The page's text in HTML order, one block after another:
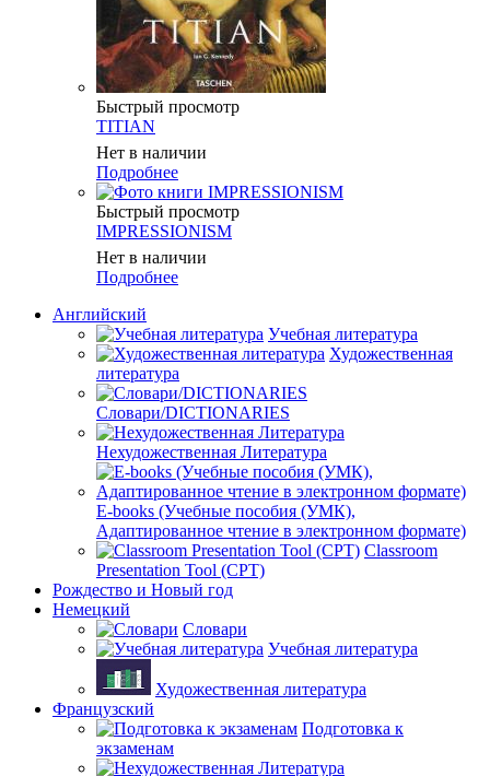
Быстрый просмотр
TITIAN
Нет в наличии
Подробнее
Быстрый просмотр
IMPRESSIONISM
Нет в наличии
Подробнее
Английский
Учебная литература
Художественная
литература
Словари/DICTIONARIES
Нехудожественная Литература
E-books (Учебные пособия (УМК),
Адаптированное чтение в электронном формате)
Classroom
Presentation Tool (CPT)
Рождество и Новый год
Немецкий
Словари
Учебная литература
Художественная литература
Французский
Подготовка к
экзаменам